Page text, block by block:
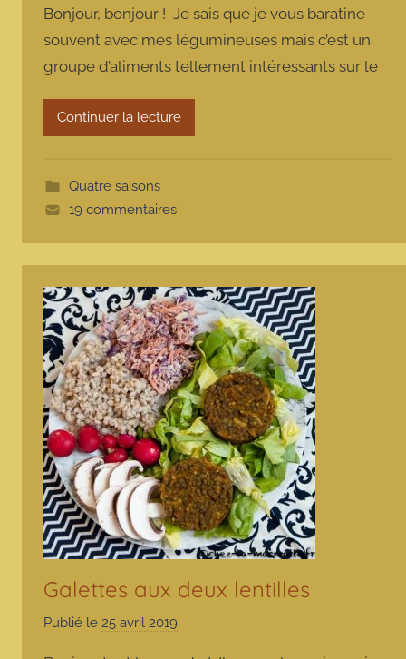
r
m
a
Bonjour, bonjour ! Je sais que je vous baratine
souvent avec mes légumineuses mais c’est un
groupe d’aliments tellement intéressants sur le
Continuer la lecture
Quatre saisons
19 commentaires
Galettes aux deux lentilles
Publié le 25 avril 2019